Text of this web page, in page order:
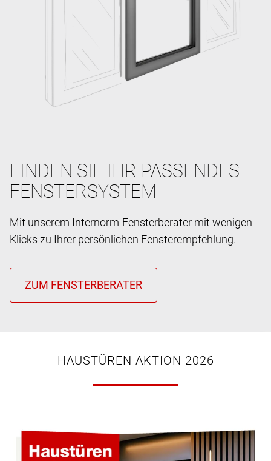
FINDEN SIE IHR PASSENDES
FENSTERSYSTEM
Mit unserem Internorm-Fensterberater mit wenigen
Klicks zu Ihrer persönlichen Fensterempfehlung.
HAUSTÜREN AKTION 2026